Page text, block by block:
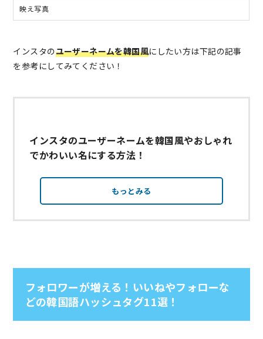
映え写真
インスタのユーザーネームを韓国風にしたい方は下記の記事
を参考にしてみてください！
インスタのユーザーネームを韓国風やおしゃれ
でかわいい名にする方法！
もっとみる
フォロワーが増える！いいねやフォローな
どの韓国語ハッシュタグ11選！